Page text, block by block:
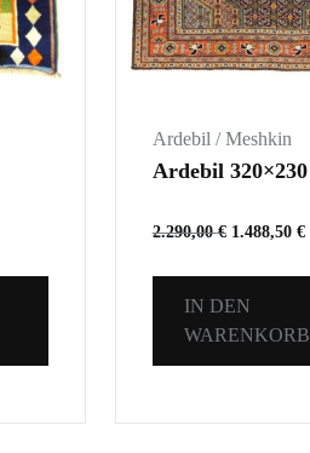
Ardebil / Meshkin
Ardebil 320×230
2.290,00€ 1.488,50 €
IN DEN
WARENKORB